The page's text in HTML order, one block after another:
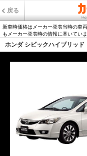
戻る
新車時価格はメーカー発表当時の車
もメーカー発表時の情報に基いていま
ホンダ シビックハイブリッ